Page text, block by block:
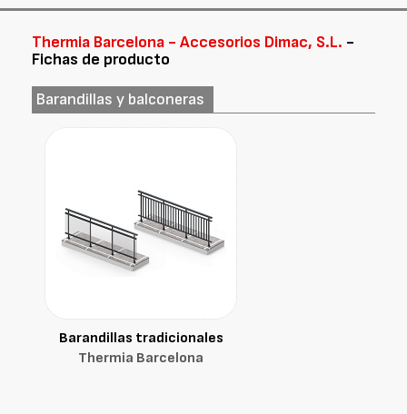
Thermia Barcelona - Accesorios Dimac, S.L. -
Fichas de producto
Barandillas y balconeras
Barandillas tradicionales
Thermia Barcelona